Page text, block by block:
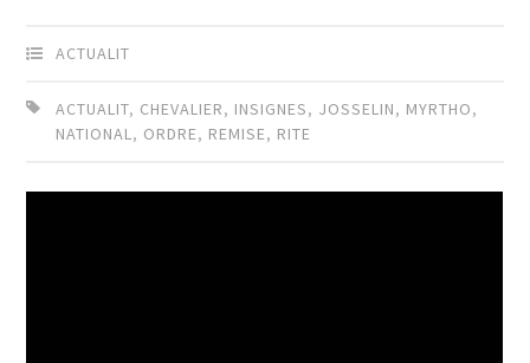
ACTUALIT
ACTUALIT, CHEVALIER, INSIGNES, JOSSELIN, MYRTHO,
NATIONAL, ORDRE, REMISE, RITE